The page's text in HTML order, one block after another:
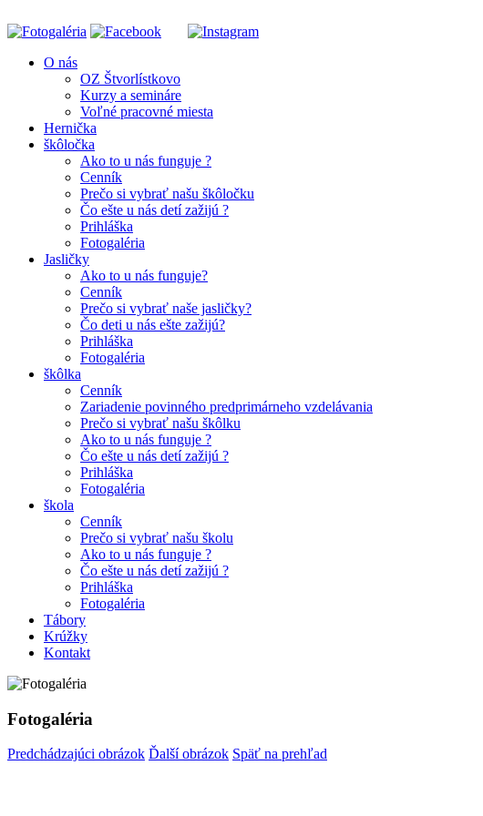
O nás
OZ Štvorlístkovo
Kurzy a semináre
Voľné pracovné miesta
Hernička
škôločka
Ako to u nás funguje ?
Cenník
Prečo si vybrať našu škôločku
Čo ešte u nás detí zažijú ?
Prihláška
Fotogaléria
Jasličky
Ako to u nás funguje?
Cenník
Prečo si vybrať naše jasličky?
Čo deti u nás ešte zažijú?
Prihláška
Fotogaléria
škôlka
Cenník
Zariadenie povinného predprimárneho vzdelávania
Prečo si vybrať našu škôlku
Ako to u nás funguje ?
Čo ešte u nás detí zažijú ?
Prihláška
Fotogaléria
škola
Cenník
Prečo si vybrať našu školu
Ako to u nás funguje ?
Čo ešte u nás detí zažijú ?
Prihláška
Fotogaléria
Tábory
Krúžky
Kontakt
Fotogaléria
Predchádzajúci obrázok Ďalší obrázok Späť na prehľad